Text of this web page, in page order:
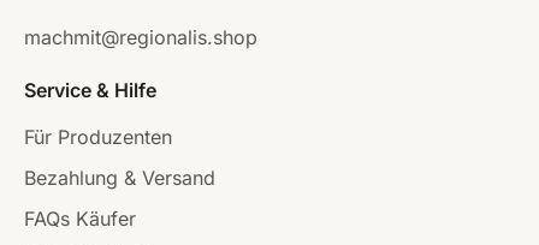
machmit@regionalis.shop
Service & Hilfe
Für Produzenten
Bezahlung & Versand
FAQs Käufer